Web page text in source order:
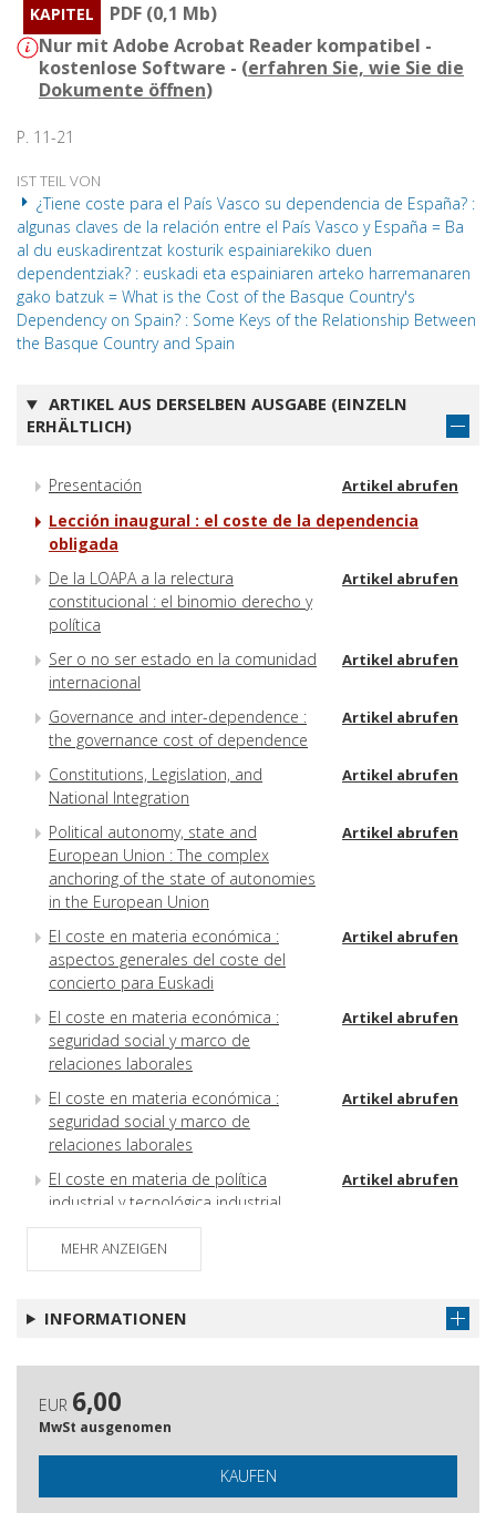
KAPITEL
PDF (0,1 Mb)
Nur mit Adobe Acrobat Reader kompatibel -
kostenlose Software - (erfahren Sie, wie Sie die
Dokumente öffnen)
P. 11-21
IST TEIL VON
¿Tiene coste para el País Vasco su dependencia de España? :
algunas claves de la relación entre el País Vasco y España = Ba
al du euskadirentzat kosturik espainiarekiko duen
dependentziak? : euskadi eta espainiaren arteko harremanaren
gako batzuk = What is the Cost of the Basque Country's
Dependency on Spain? : Some Keys of the Relationship Between
the Basque Country and Spain
ARTIKEL AUS DERSELBEN AUSGABE (EINZELN
ERHÄLTLICH)
Presentación Artikel abrufen
Lección inaugural : el coste de la dependencia
obligada
De la LOAPA a la relectura
constitucional : el binomio derecho y
política
Artikel abrufen
Ser o no ser estado en la comunidad
internacional
Artikel abrufen
Governance and inter-dependence :
the governance cost of dependence
Artikel abrufen
Constitutions, Legislation, and
National Integration
Artikel abrufen
Political autonomy, state and
European Union : The complex
anchoring of the state of autonomies
in the European Union
Artikel abrufen
El coste en materia económica :
aspectos generales del coste del
concierto para Euskadi
Artikel abrufen
El coste en materia económica :
seguridad social y marco de
relaciones laborales
Artikel abrufen
El coste en materia económica :
seguridad social y marco de
relaciones laborales
Artikel abrufen
El coste en materia de política
industrial y tecnológica industrial
Artikel abrufen
centralizadora e ideológica de las
Vasco de España para el desarrollo
de la universidad vasca
Oinarrizko- eta berrikuntzak-
El coste en políticas culturales,
Artikel abrufen
MEHR ANZEIGEN
INFORMATIONEN
EUR 6,00
MwSt ausgenomen
KAUFEN